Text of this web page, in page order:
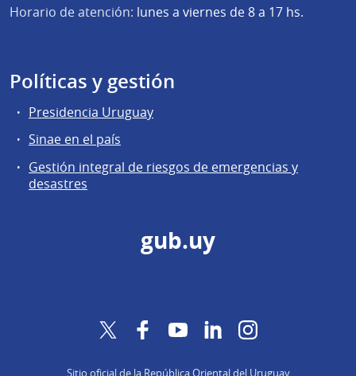
Horario de atención: lunes a viernes de 8 a 17 hs.
Políticas y gestión
Presidencia Uruguay
Sinae en el país
Gestión integral de riesgos de emergencias y
desastres
gub.uy
Twitter FacebookYouTubeLinkedInInstagram
Sitio oficial de la República Oriental del Uruguay